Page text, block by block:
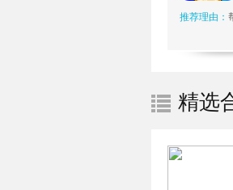
推荐理由：
精选